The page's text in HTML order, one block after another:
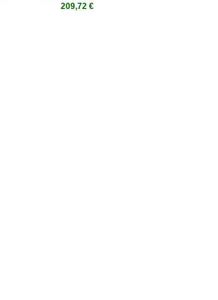
209,72 €